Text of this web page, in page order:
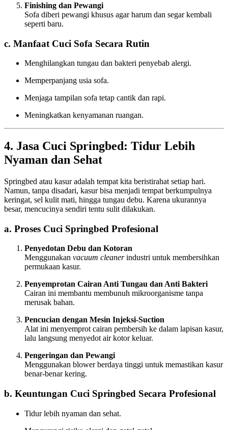
Finishing dan Pewangi
Sofa diberi pewangi khusus agar harum dan segar kembali
seperti baru.
c. Manfaat Cuci Sofa Secara Rutin
Menghilangkan tungau dan bakteri penyebab alergi.
Memperpanjang usia sofa.
Menjaga tampilan sofa tetap cantik dan rapi.
Meningkatkan kenyamanan ruangan.
4. Jasa Cuci Springbed: Tidur Lebih
Nyaman dan Sehat
Springbed atau kasur adalah tempat kita beristirahat setiap hari.
Namun, tanpa disadari, kasur bisa menjadi tempat berkumpulnya
keringat, sel kulit mati, hingga tungau debu. Karena ukurannya
besar, mencucinya sendiri tentu sulit dilakukan.
a. Proses Cuci Springbed Profesional
Penyedotan Debu dan Kotoran
Menggunakan vacuum cleanerindustri untuk membersihkan
permukaan kasur.
Penyemprotan Cairan Anti Tungau dan Anti Bakteri
Cairan ini membantu membunuh mikroorganisme tanpa
merusak bahan.
Pencucian dengan Mesin Injeksi-Suction
Alat ini menyemprot cairan pembersih ke dalam lapisan kasur,
lalu langsung menyedot air kotor keluar.
Pengeringan dan Pewangi
Menggunakan blower berdaya tinggi untuk memastikan kasur
benar-benar kering.
b. Keuntungan Cuci Springbed Secara Profesional
Tidur lebih nyaman dan sehat.